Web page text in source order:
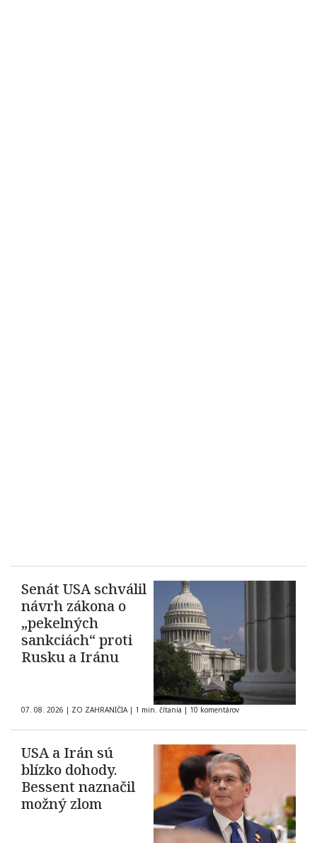
Senát USA schválil
návrh zákona o
„pekelných
sankciách“ proti
Rusku a Iránu
07. 08. 2026 | ZO ZAHRANIČIA | 1 min. čítania | 10 komentárov
USA a Irán sú
blízko dohody.
Bessent naznačil
možný zlom